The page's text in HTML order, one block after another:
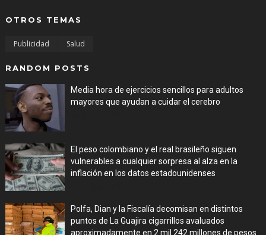
OTROS TEMAS
Publicidad Salud
RANDOM POSTS
Media hora de ejercicios sencillos para adultos
mayores que ayudan a cuidar el cerebro
El peso colombiano y el real brasileño siguen
vulnerables a cualquier sorpresa al alza en la
inflación en los datos estadounidenses
Polfa, Dian y la Fiscalía decomisan en distintos
puntos de La Guajira cigarrillos avaluados
aproximadamente en 2 mil 242 millones de pesos